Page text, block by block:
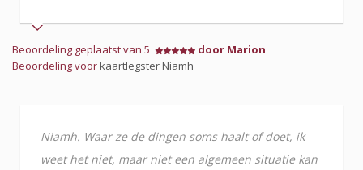
Beoordeling geplaatst van 5
door Marion
Beoordeling voorkaartlegster Niamh
Niamh. Waar ze de dingen soms haalt of doet, ik
weet het niet, maar niet een algemeen situatie kan